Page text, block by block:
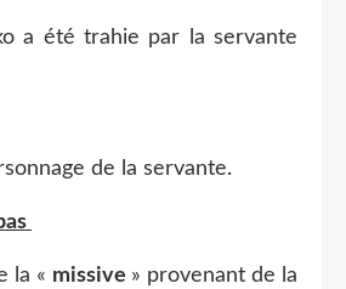
a été trahie par la servante
de la servante.
la « missive » provenant de la